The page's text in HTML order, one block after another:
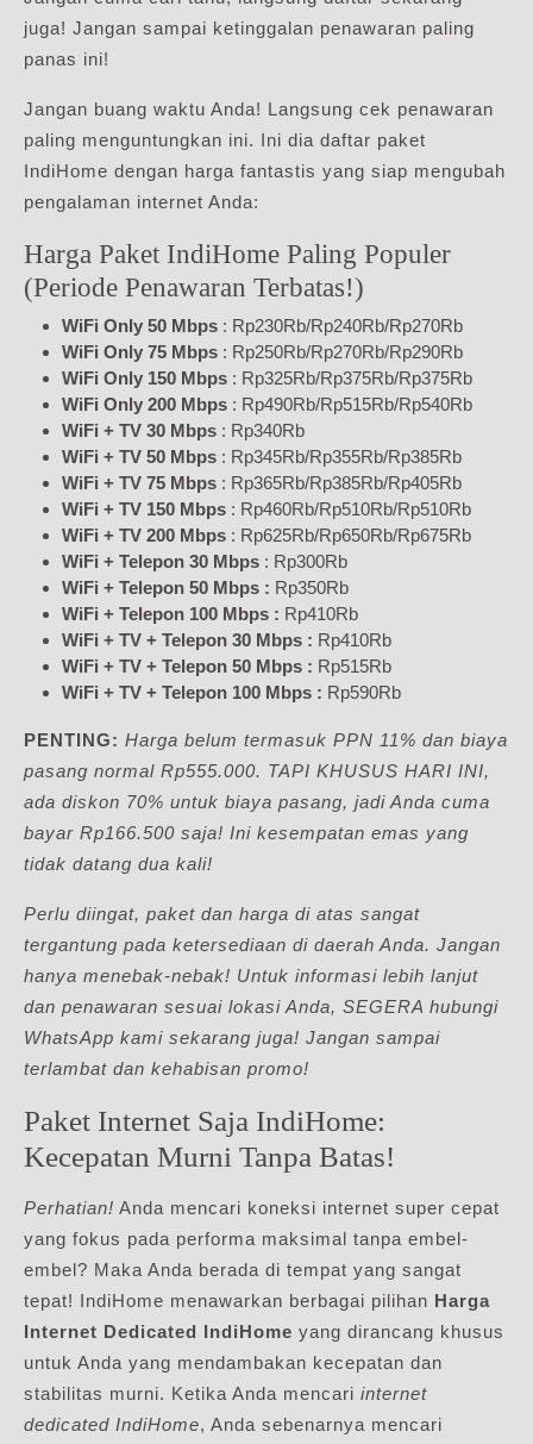
juga! Jangan sampai ketinggalan penawaran paling
panas ini!
Jangan buang waktu Anda! Langsung cek penawaran
paling menguntungkan ini. Ini dia daftar paket
IndiHome dengan harga fantastis yang siap mengubah
pengalaman internet Anda:
Harga Paket IndiHome Paling Populer
(Periode Penawaran Terbatas!)
WiFi Only 50 Mbps : Rp230Rb/Rp240Rb/Rp270Rb
WiFi Only 75 Mbps : Rp250Rb/Rp270Rb/Rp290Rb
WiFi Only 150 Mbps : Rp325Rb/Rp375Rb/Rp375Rb
WiFi Only 200 Mbps : Rp490Rb/Rp515Rb/Rp540Rb
WiFi + TV 30 Mbps : Rp340Rb
WiFi + TV 50 Mbps : Rp345Rb/Rp355Rb/Rp385Rb
WiFi + TV 75 Mbps : Rp365Rb/Rp385Rb/Rp405Rb
WiFi + TV 150 Mbps : Rp460Rb/Rp510Rb/Rp510Rb
WiFi + TV 200 Mbps : Rp625Rb/Rp650Rb/Rp675Rb
WiFi + Telepon 30 Mbps : Rp300Rb
WiFi + Telepon 50 Mbps : Rp350Rb
WiFi + Telepon 100 Mbps : Rp410Rb
WiFi + TV + Telepon 30 Mbps : Rp410Rb
WiFi + TV + Telepon 50 Mbps : Rp515Rb
WiFi + TV + Telepon 100 Mbps : Rp590Rb
PENTING: Harga belum termasuk PPN 11% dan biaya
pasang normal Rp555.000. TAPI KHUSUS HARI INI,
ada diskon 70% untuk biaya pasang, jadi Anda cuma
bayar Rp166.500 saja! Ini kesempatan emas yang
tidak datang dua kali!
Perlu diingat, paket dan harga di atas sangat
tergantung pada ketersediaan di daerah Anda. Jangan
hanya menebak-nebak! Untuk informasi lebih lanjut
dan penawaran sesuai lokasi Anda, SEGERA hubungi
WhatsApp kami sekarang juga! Jangan sampai
terlambat dan kehabisan promo!
Paket Internet Saja IndiHome:
Kecepatan Murni Tanpa Batas!
Perhatian! Anda mencari koneksi internet super cepat
yang fokus pada performa maksimal tanpa embel-
embel? Maka Anda berada di tempat yang sangat
tepat! IndiHome menawarkan berbagai pilihan Harga
Internet Dedicated IndiHome yang dirancang khusus
untuk Anda yang mendambakan kecepatan dan
stabilitas murni. Ketika Anda mencari internet
dedicated IndiHome, Anda sebenarnya mencari